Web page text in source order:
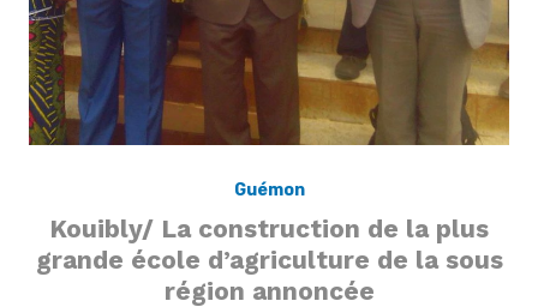
Guémon
Kouibly/ La construction de la plus
grande école d’agriculture de la sous
région annoncée